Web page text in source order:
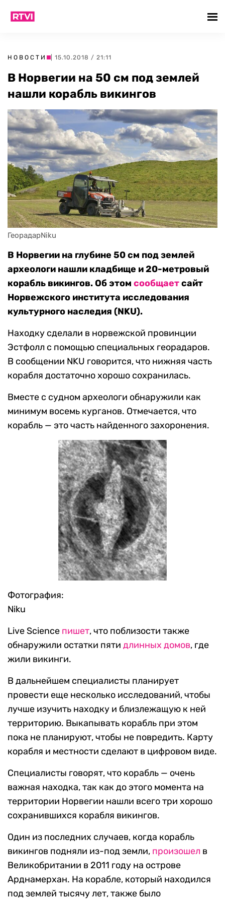
НОВОСТИ | 15.10.2018 / 21:11
В Норвегии на 50 см под землей
нашли корабль викингов
ГеорадарNiku
В Норвегии на глубине 50 см под землей
археологи нашли кладбище и 20-метровый
корабль викингов. Об этом сообщаетсайт
Норвежского института исследования
культурного наследия (NKU).
Находку сделали в норвежской провинции
Эстфолл с помощью специальных георадаров.
В сообщении NKU говорится, что нижняя часть
корабля достаточно хорошо сохранилась.
Вместе с судном археологи обнаружили как
минимум восемь курганов. Отмечается, что
корабль — это часть найденного захоронения.
Фотография:
Niku
Live Science пишет, что поблизости также
обнаружили остатки пяти длинных домов, где
жили викинги.
В дальнейшем специалисты планирует
провести еще несколько исследований, чтобы
лучше изучить находку и близлежащую к ней
территорию. Выкапывать корабль при этом
пока не планируют, чтобы не повредить. Карту
корабля и местности сделают в цифровом виде.
Специалисты говорят, что корабль — очень
важная находка, так как до этого момента на
территории Норвегии нашли всего три хорошо
сохранившихся корабля викингов.
Один из последних случаев, когда корабль
викингов подняли из-под земли, произошел в
Великобритании в 2011 году на острове
Арднамерхан. На корабле, который находился
под землей тысячу лет, также было